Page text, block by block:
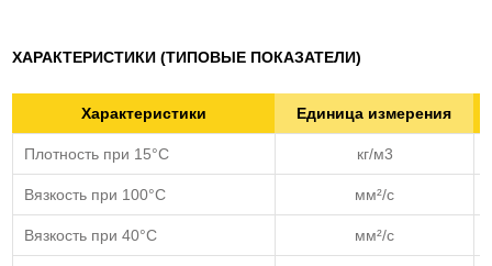
ХАРАКТЕРИСТИКИ (ТИПОВЫЕ ПОКАЗАТЕЛИ)
Характеристики Единица измерения
Плотность при 15°С кг/м3
Вязкость при 100°C мм²/с
Вязкость при 40°C мм²/с